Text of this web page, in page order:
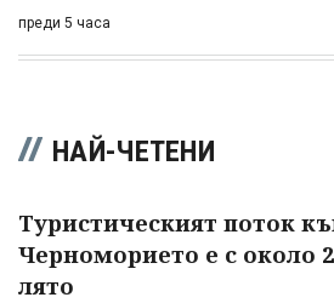
преди 5 часа
НАЙ-ЧЕТЕНИ
Туристическият поток
Черноморието е с около
лято